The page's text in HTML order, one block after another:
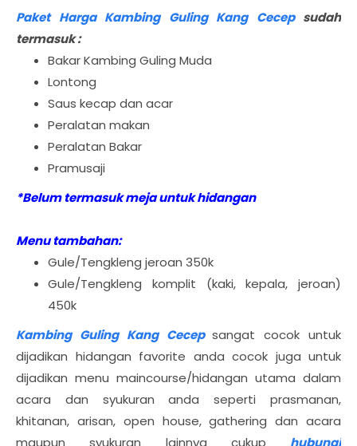
Paket Harga Kambing Guling Kang Cecep sudah
termasuk :
Bakar Kambing Guling Muda
Lontong
Saus kecap dan acar
Peralatan makan
Peralatan Bakar
Pramusaji
*Belum termasuk meja untuk hidangan
Menu tambahan:
Gule/Tengkleng jeroan 350k
Gule/Tengkleng komplit (kaki, kepala, jeroan)
450k
Kambing Guling Kang Cecepsangat cocok untuk
dijadikan hidangan favorite anda cocok juga untuk
dijadikan menu maincourse/hidangan utama dalam
acara dan syukuran anda seperti prasmanan,
khitanan, arisan, open house, gathering dan acara
maupun syukuran lainnya cukup hubungi